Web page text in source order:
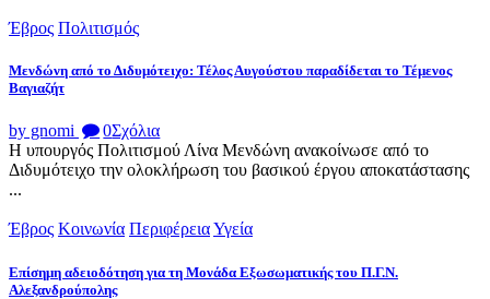
Έβρος Πολιτισμός
Μενδώνη από το Διδυμότειχο: Τέλος Αυγούστου παραδίδεται το Τέμενος
Βαγιαζήτ
by gnomi 0Σχόλια
Η υπουργός Πολιτισμού Λίνα Μενδώνη ανακοίνωσε από το
Διδυμότειχο την ολοκλήρωση του βασικού έργου αποκατάστασης
...
Έβρος Κοινωνία ΠεριφέρειαΥγεία
Επίσημη αδειοδότηση για τη Μονάδα Εξωσωματικής του Π.Γ.Ν.
Αλεξανδρούπολης